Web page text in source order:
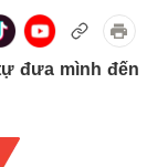
Doanh
Thông
Doanh
Doanh
đưa mình đến